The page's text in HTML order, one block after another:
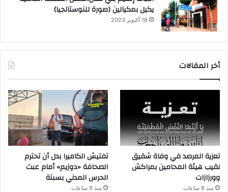
يكيل بمكيالين (صورة للنوستالجيا)
18 أكتوبر 2023
أخر المقالات
تعزية المرصد في وفاة شقيق
نقيب هيئة المحامين بمراكش
وورزازات
منذ 8 ساعات
تفتيش الكاميرا بدل أن تحترم
الصحافة «دوزيم» أمام عبث
الحرس المدني بسبتة
منذ 9 ساعات